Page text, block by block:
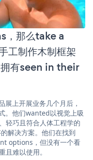
，那么take a
工制作木制框架
有seen in their
上开展业务几个月后，
。他们wanted以视觉上吸
轻巧且符合人体工程学的
解决方案。他们在找到
options，但没有一个看
且难以使用。